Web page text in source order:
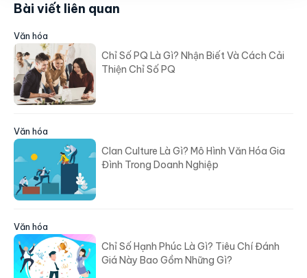
Bài viết liên quan
Văn hóa
Chỉ Số PQ Là Gì? Nhận Biết Và Cách Cải
Thiện Chỉ Số PQ
Văn hóa
Clan Culture Là Gì? Mô Hình Văn Hóa Gia
Đình Trong Doanh Nghiệp
Văn hóa
Chỉ Số Hạnh Phúc Là Gì? Tiêu Chí Đánh
Giá Này Bao Gồm Những Gì?